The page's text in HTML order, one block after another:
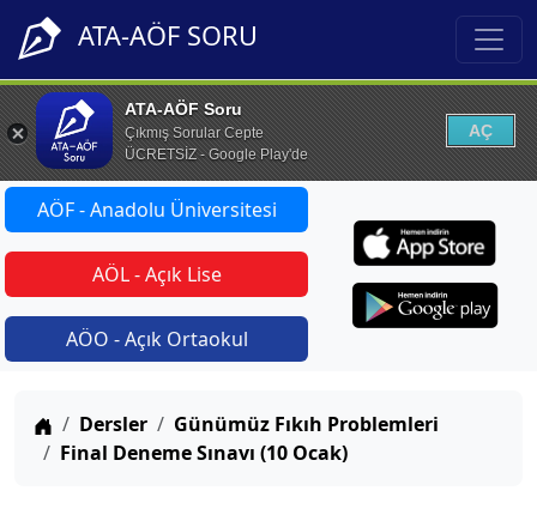
ATA-AÖF SORU
ATA-AÖF Soru
Çıkmış Sorular Cepte
ÜCRETSİZ - Google Play'de
AÇ
AÖF - Anadolu Üniversitesi
AÖL - Açık Lise
AÖO - Açık Ortaokul
Anasayfa
Dersler
Günümüz Fıkıh Problemleri
Final Deneme Sınavı (10 Ocak)